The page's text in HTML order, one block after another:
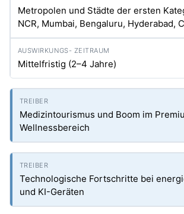
Metropolen und Städte der ersten
NCR, Mumbai, Bengaluru, Hyderabad,
Mittelfristig (2–4 Jahre)
Medizintourismus und Boom im
Wellnessbereich
Technologische Fortschritte bei
und KI-Geräten